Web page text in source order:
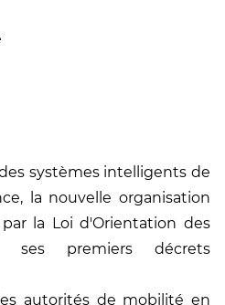
systèmes intelligents de
la nouvelle organisation
la Loi d'Orientation des
ses premiers décrets
autorités de mobilité en